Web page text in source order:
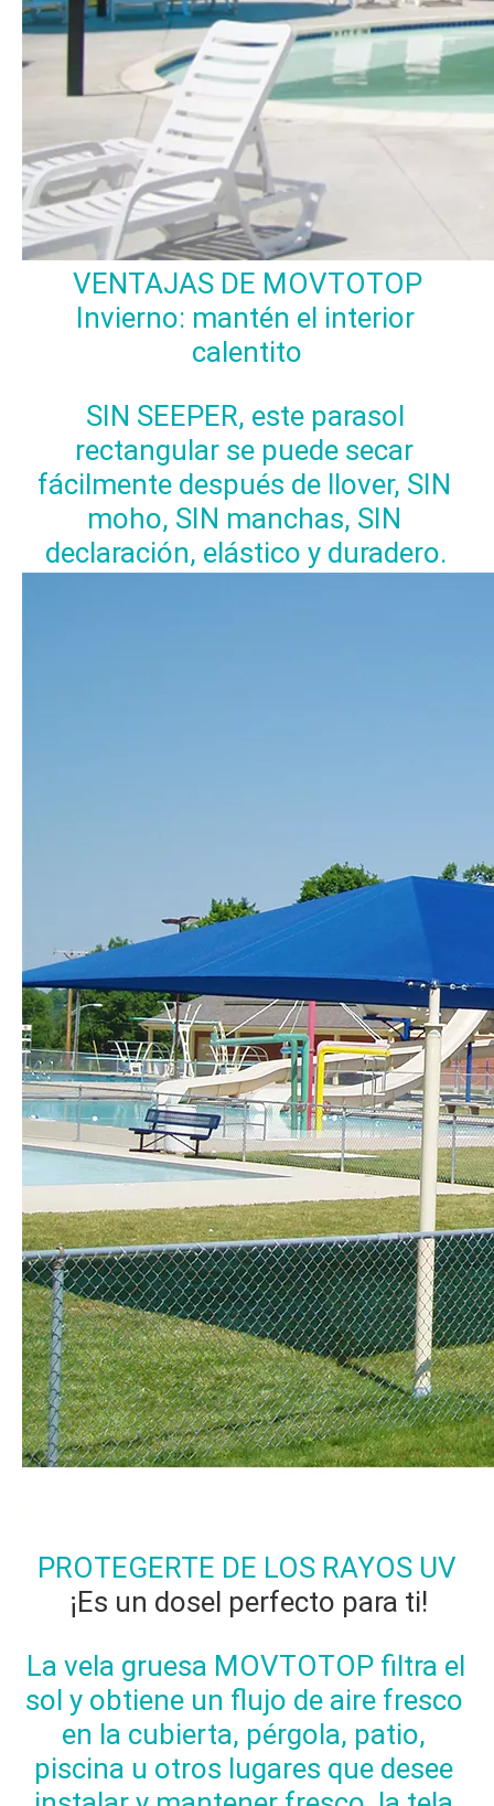
VENTAJAS DE MOVTOTOP
Invierno: mantén el interior
calentito
SIN SEEPER, este parasol
rectangular se puede secar
fácilmente después de llover, SIN
moho, SIN manchas, SIN
declaración, elástico y duradero.
PROTEGERTE DE LOS RAYOS UV
¡Es un dosel perfecto para ti!
La vela gruesa MOVTOTOP filtra el
sol y obtiene un flujo de aire fresco
en la cubierta, pérgola, patio,
piscina u otros lugares que desee